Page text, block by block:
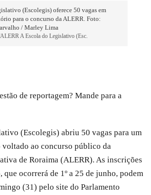
(Escolegis) oferece 50 vagas em
para o concurso da ALERR. Foto:
/ Marley Lima
A Escola do Legislativo (Esc.
de reportagem? Mande para a
(Escolegis) abriu 50 vagas para um
ao concurso público da
de Roraima (ALERR). As inscrições
que ocorrerá de 1º a 25 de junho, podem
(31) pelo site do Parlamento